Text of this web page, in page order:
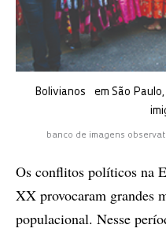
Bolivianos em São
banco de imagens
Os conflitos políticos na
XX provocaram grandes
populacional. Nesse